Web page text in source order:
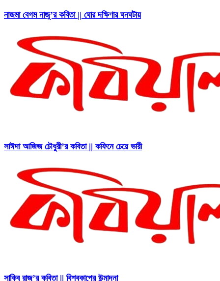
নাজমা বেগম নাজু’র কবিতা || ঘোর দক্ষিণার ঘনঘটায়
সাঈদা আজিজ চৌধুরী’র কবিতা || কফিনে চেয়ে ভারী
সাকিব রাজু’র কবিতা || বিশ্বকাপের উন্মাদনা